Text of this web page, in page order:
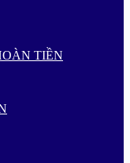
TIỀN